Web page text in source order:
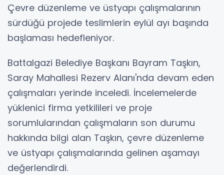
Çevre düzenleme ve üstyapı çalışmalarının
sürdüğü projede teslimlerin eylül ayı başında
başlaması hedefleniyor.
Battalgazi Belediye Başkanı Bayram Taşkın,
Saray Mahallesi Rezerv Alanı'nda devam eden
çalışmaları yerinde inceledi. İncelemelerde
yüklenici firma yetkilileri ve proje
sorumlularından çalışmaların son durumu
hakkında bilgi alan Taşkın, çevre düzenleme
ve üstyapı çalışmalarında gelinen aşamayı
değerlendirdi.